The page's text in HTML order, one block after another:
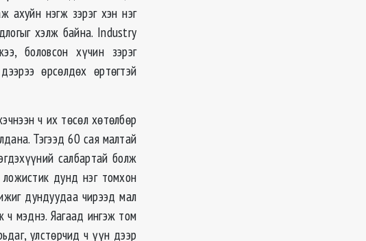
ахуйн нэгж зэрэг хэн нэг
хэлж байна. Industry
боловсон хүчин зэрэг
өрсөлдөх өртөгтэй
ч их төсөл хөтөлбөр
Тэгээд 60 сая малтай
салбартай болж
дунд нэг томхон
дундуудаа чирээд мал
ч мэднэ. Яагаад ингэж том
улстөрчид ч үүн дээр